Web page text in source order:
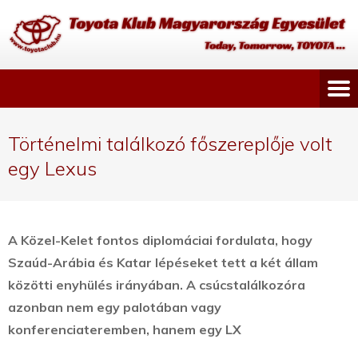
Történelmi találkozó főszereplője volt
egy Lexus
A Közel-Kelet fontos diplomáciai fordulata, hogy
Szaúd-Arábia és Katar lépéseket tett a két állam
közötti enyhülés irányában. A csúcstalálkozóra
azonban nem egy palotában vagy
konferenciateremben, hanem egy LX